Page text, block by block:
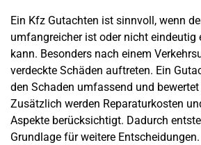
Ein Kfz Gutachten ist sinnvoll, wenn
umfangreicher ist oder nicht eindeutig
kann. Besonders nach einem
verdeckte Schäden auftreten. Ein
den Schaden umfassend und
Zusätzlich werden Reparaturkosten
Aspekte berücksichtigt. Dadurch
Grundlage für weitere Entscheidungen.